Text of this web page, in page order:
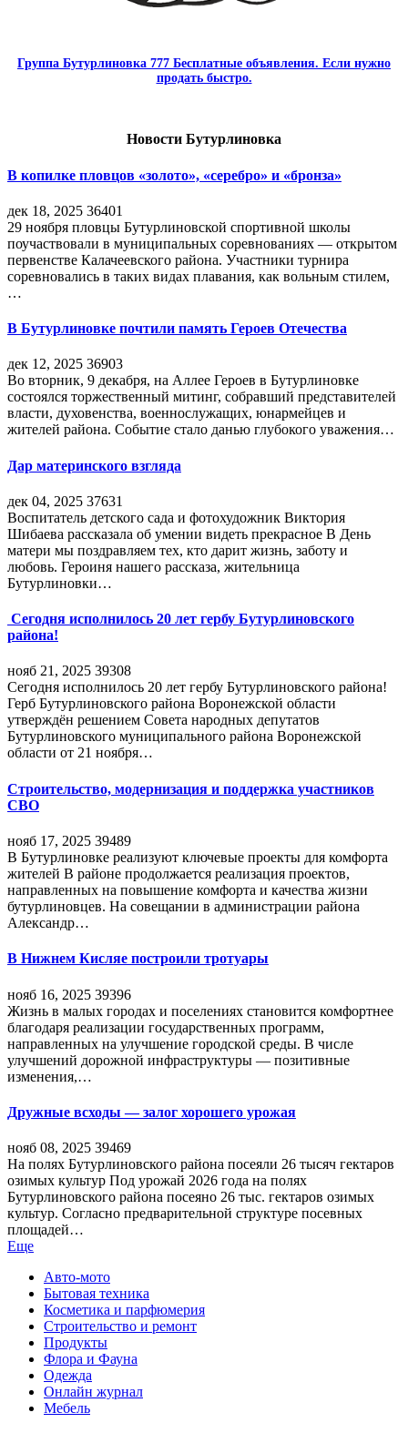
Группа Бутурлиновка 777 Бесплатные объявления. Если нужно
продать быстро.
Новости Бутурлиновка
В копилке пловцов «золото», «серебро» и «бронза»
дек 18, 2025 36401
29 ноября пловцы Бутурлиновской спортивной школы
поучаствовали в муниципальных соревнованиях — открытом
первенстве Калачеевского района. Участники турнира
соревновались в таких видах плавания, как вольным стилем,
…
В Бутурлиновке почтили память Героев Отечества
дек 12, 2025 36903
Во вторник, 9 декабря, на Аллее Героев в Бутурлиновке
состоялся торжественный митинг, собравший представителей
власти, духовенства, военнослужащих, юнармейцев и
жителей района. Событие стало данью глубокого уважения…
Дар материнского взгляда
дек 04, 2025 37631
Воспитатель детского сада и фотохудожник Виктория
Шибаева рассказала об умении видеть прекрасное В День
матери мы поздравляем тех, кто дарит жизнь, заботу и
любовь. Героиня нашего рассказа, жительница
Бутурлиновки…
Сегодня исполнилось 20 лет гербу Бутурлиновского
района!
нояб 21, 2025 39308
Сегодня исполнилось 20 лет гербу Бутурлиновского района!
Герб Бутурлиновского района Воронежской области
утверждён решением Совета народных депутатов
Бутурлиновского муниципального района Воронежской
области от 21 ноября…
Строительство, модернизация и поддержка участников
СВО
нояб 17, 2025 39489
В Бутурлиновке реализуют ключевые проекты для комфорта
жителей В районе продолжается реализация проектов,
направленных на повышение комфорта и качества жизни
бутурлиновцев. На совещании в администрации района
Александр…
В Нижнем Кисляе построили тротуары
нояб 16, 2025 39396
Жизнь в малых городах и поселениях становится комфортнее
благодаря реализации государственных программ,
направленных на улучшение городской среды. В числе
улучшений дорожной инфраструктуры — позитивные
изменения,…
Дружные всходы — залог хорошего урожая
нояб 08, 2025 39469
На полях Бутурлиновского района посеяли 26 тысяч гектаров
озимых культур Под урожай 2026 года на полях
Бутурлиновского района посеяно 26 тыс. гектаров озимых
культур. Согласно предварительной структуре посевных
площадей…
Еще
Авто-мото
Бытовая техника
Косметика и парфюмерия
Строительство и ремонт
Продукты
Флора и Фауна
Одежда
Онлайн журнал
Мебель